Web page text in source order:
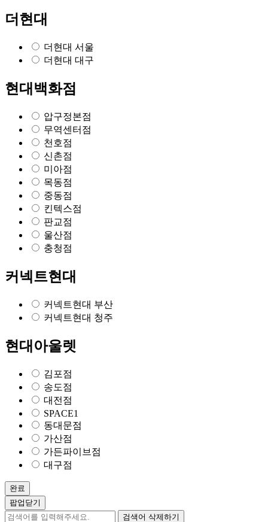
더현대
더현대 서울
더현대 대구
현대백화점
압구정본점
무역센터점
천호점
신촌점
미아점
목동점
중동점
킨텍스점
판교점
울산점
충청점
커넥트현대
커넥트현대 부산
커넥트현대 청주
현대아울렛
김포점
송도점
대전점
SPACE1
동대문점
가산점
가든파이브점
대구점
완료
팝업닫기
검색어 삭제하기